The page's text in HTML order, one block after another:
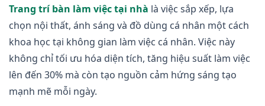
Trang trí bàn làm việc tại nhà là việc sắp xếp, lựa
chọn nội thất, ánh sáng và đồ dùng cá nhân một cách
khoa học tại không gian làm việc cá nhân. Việc này
không chỉ tối ưu hóa diện tích, tăng hiệu suất làm việc
lên đến 30% mà còn tạo nguồn cảm hứng sáng tạo
mạnh mẽ mỗi ngày.